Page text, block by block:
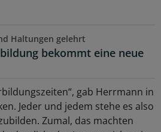
Haltungen gelehrt
bekommt eine neue
gab Herrmann in
Jeder und jedem stehe es also
Zumal, das machten